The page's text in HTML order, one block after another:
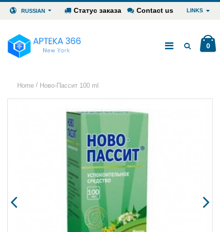
RUSSIAN Статус заказа Contact us LINKS
0
Home / Ново-Пассит 100 ml